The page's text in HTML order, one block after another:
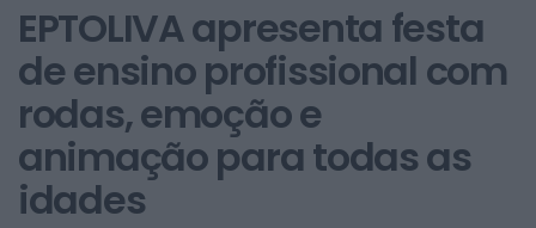
EPTOLIVA apresenta festa
de ensino profissional com
rodas, emoção e
animação para todas as
idades